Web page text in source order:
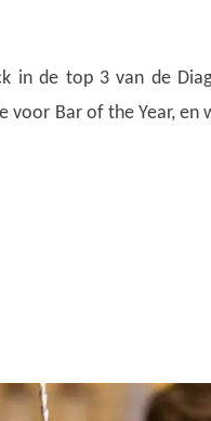
in de top 3 van de
voor Bar of the Year,